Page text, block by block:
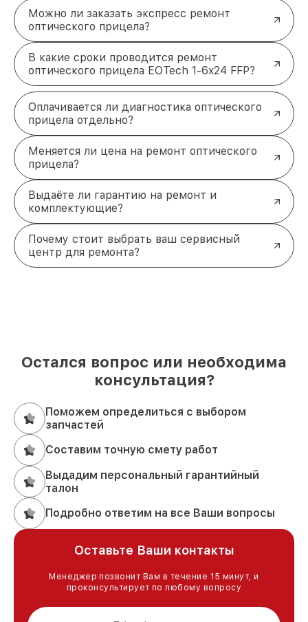
Можно ли заказать экспресс ремонт
оптического прицела?
В какие сроки проводится ремонт
оптического прицела EOTech 1-6x24 FFP?
Оплачивается ли диагностика оптического
прицела отдельно?
Меняется ли цена на ремонт оптического
прицела?
Выдаёте ли гарантию на ремонт и
комплектующие?
Почему стоит выбрать ваш сервисный
центр для ремонта?
Остался вопрос или необходима
консультация?
Поможем определиться с выбором
запчастей
Составим точную смету работ
Выдадим персональный гарантийный
талон
Подробно ответим на все Ваши вопросы
Оставьте Ваши контакты
Менеджер позвонит Вам в течение 15 минут, и
проконсультирует по любому вопросу